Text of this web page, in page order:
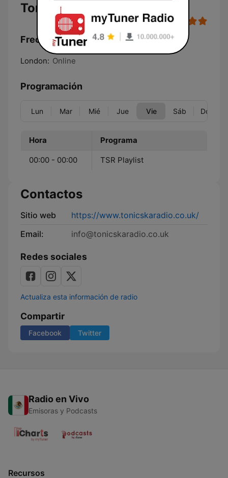
Tonic Ska Radio
Frecuencias Tonic Ska Radio:
London: Online
Programación
Lun Mar Mié Jue Vie Sáb Dom
Hora Programa
00:00 - 00:00 TSR Playlist
Contactos
Sitio web
https://www.tonicskaradio.co.uk/
Email:
info@tonicskaradio.co.uk
Redes sociales
Actualiza esta información de radio
Compartir
Facebook Twitter
Radio en Vivo
Emisoras y Podcasts
Recursos